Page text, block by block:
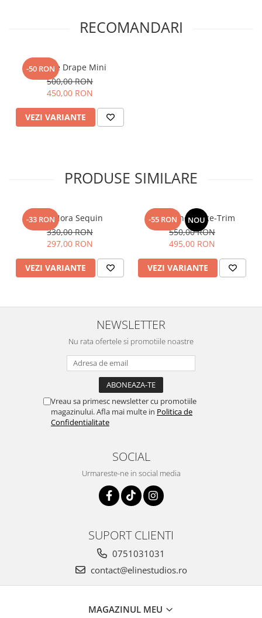
RECOMANDARI
-50 RON
Rochie Drape Mini
500,00 RON
450,00 RON
VEZI VARIANTE
PRODUSE SIMILARE
-33 RONTop Nora Sequin
330,00 RON
297,00 RON
VEZI VARIANTE
-55 RON NOU
Fusta Linen Lace-Trim
550,00 RON
495,00 RON
VEZI VARIANTE
NEWSLETTER
Nu rata ofertele si promotiile noastre
Vreau sa primesc newsletter cu promotiile
magazinului. Afla mai multe in Politica de
Confidentialitate
SOCIAL
Urmareste-ne in social media
SUPORT CLIENTI
0751031031
contact@elinestudios.ro
MAGAZINUL MEU